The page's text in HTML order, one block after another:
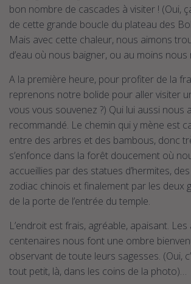
bon nombre de cascades à visiter ! (Oui,
de cette grande boucle du plateau des
Mais avec cette chaleur, nous aimons
d’eau où nous baigner, ou au moins
A la première heure, pour profiter de la
reprenons notre bolide pour aller visiter
vous vous souvenez ?) Qui lui aussi nous
recommandé. Le chemin qui y mène est
entre des arbres et des bambous, donc
s’enfonce dans la forêt doucement où
accueillies par des statues d’hermites,
zodiac chinois et finalement par les deux
de la porte de l’entrée du temple.
L’endroit est frais, agréable, apaisant.
centenaires nous font une ombre
observant de toute leurs sagesses. (Oui,
tout petit, là, dans les coins de la photo)…